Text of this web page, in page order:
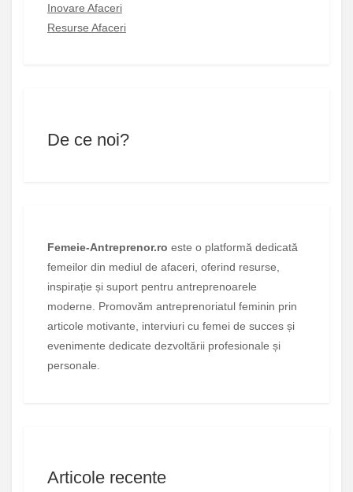
Inovare Afaceri
Resurse Afaceri
De ce noi?
Femeie-Antreprenor.ro este o platformă dedicată
femeilor din mediul de afaceri, oferind resurse,
inspirație și suport pentru antreprenoarele
moderne. Promovăm antreprenoriatul feminin prin
articole motivante, interviuri cu femei de succes și
evenimente dedicate dezvoltării profesionale și
personale.
Articole recente